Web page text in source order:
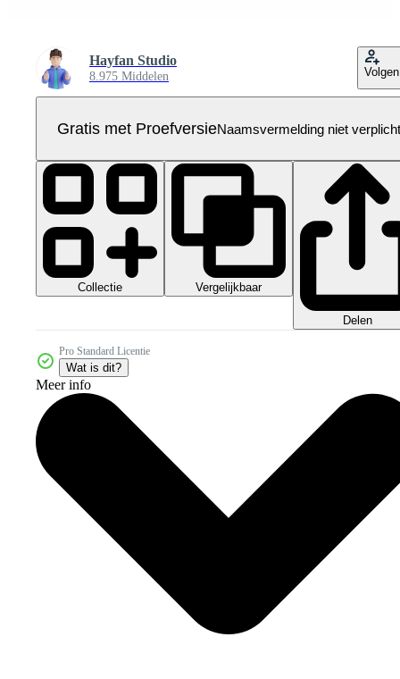
Hayfan Studio
8.975 Middelen Volgen
Gratis met ProefversieNaamsvermelding niet verplicht
Collectie Vergelijkbaar
Delen
Pro Standard Licentie
Wat is dit?
Meer info